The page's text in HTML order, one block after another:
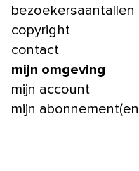
bezoekersaantallen
copyright
contact
mijn omgeving
mijn account
mijn